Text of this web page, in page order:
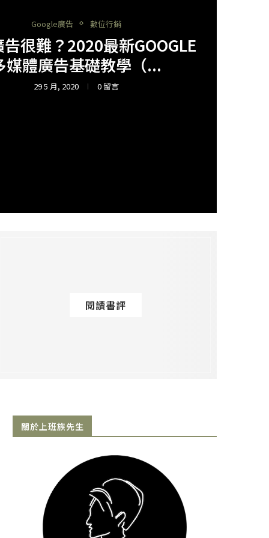
Google廣告 數位行銷
很難？2020最新GOOGLE
媒體廣告基礎教學（...
29 5 月, 2020 0 留言
閱讀書評
關於上班族先生